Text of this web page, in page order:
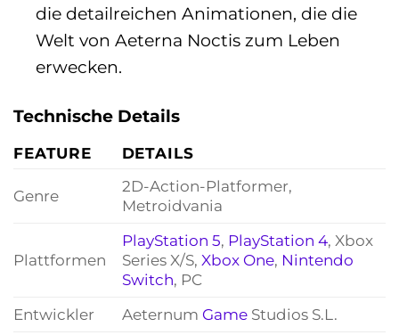
die detailreichen Animationen, die die
Welt von Aeterna Noctis zum Leben
erwecken.
Technische Details
FEATURE DETAILS
Genre
2D-Action-Platformer,
Metroidvania
Plattformen
PlayStation 5, PlayStation 4, Xbox
Series X/S, Xbox One, Nintendo
Switch, PC
Entwickler
Aeternum GameStudios S.L.